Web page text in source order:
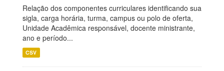
Relação dos componentes curriculares identificando sua
sigla, carga horária, turma, campus ou polo de oferta,
Unidade Acadêmica responsável, docente ministrante,
ano e período...
CSV